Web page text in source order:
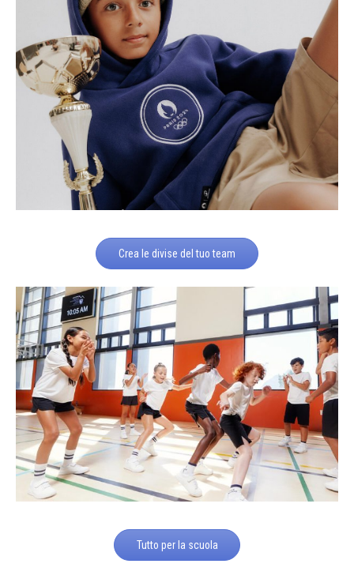
Crea le divise del tuo team
Tutto per la scuola